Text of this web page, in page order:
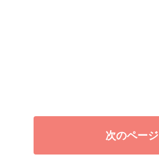
次のページ